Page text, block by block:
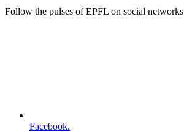
Follow the pulses of EPFL on social networks
Facebook.